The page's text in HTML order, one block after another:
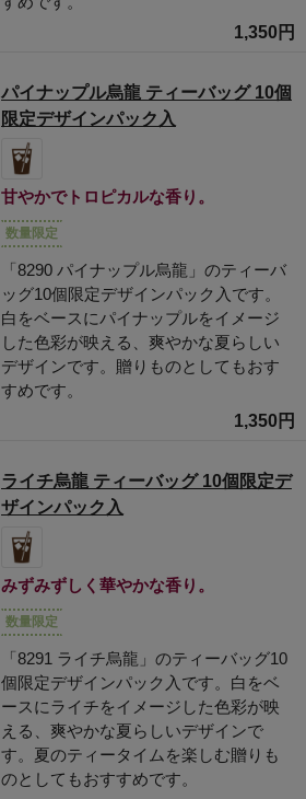
1,350円
パイナップル烏龍 ティーバッグ 10個
限定デザインパック入
甘やかでトロピカルな香り。
数量限定
「8290 パイナップル烏龍」のティーバ
ッグ10個限定デザインパック入です。
白をベースにパイナップルをイメージ
した色彩が映える、爽やかな夏らしい
デザインです。贈りものとしてもおす
すめです。
1,350円
ライチ烏龍 ティーバッグ 10個限定デ
ザインパック入
みずみずしく華やかな香り。
数量限定
「8291 ライチ烏龍」のティーバッグ10
個限定デザインパック入です。白をベ
ースにライチをイメージした色彩が映
える、爽やかな夏らしいデザインで
す。夏のティータイムを楽しむ贈りも
のとしてもおすすめです。